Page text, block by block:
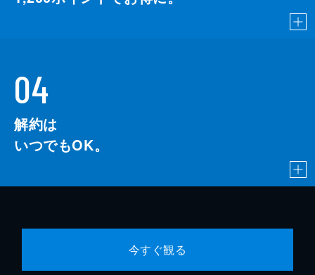
04
解約は
いつでもOK。
今すぐ観る